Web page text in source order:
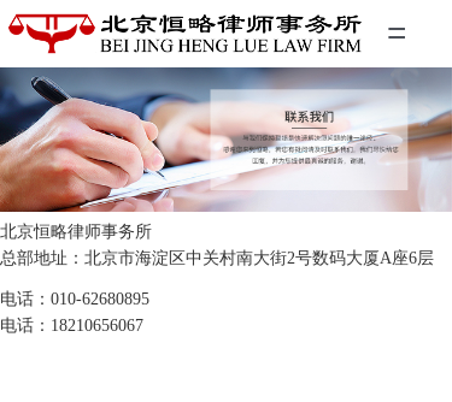
=
首页
精英团队
关于我们
北京恒略律师事务所
总部地址：北京市海淀区中关村南大街2号数码大厦A座6层
电话：010-62680895
电话：18210656067